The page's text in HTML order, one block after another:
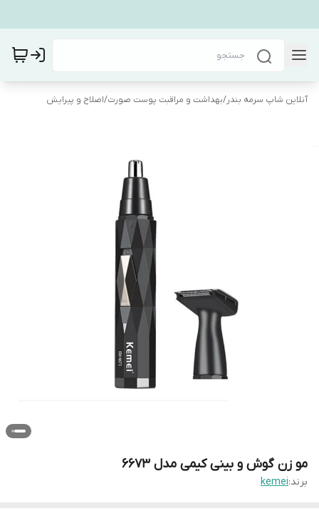
آنلاین شاپ سرمه بندر/بهداشت و مراقبت پوست صورت/اصلاح و پیرایش
مو زن گوش و بینی کیمی مدل 6673
برند:kemei